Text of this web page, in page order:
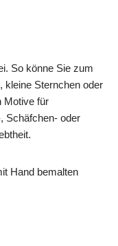
So könne Sie zum
kleine Sternchen oder
Motive für
Schäfchen- oder
Hand bemalten